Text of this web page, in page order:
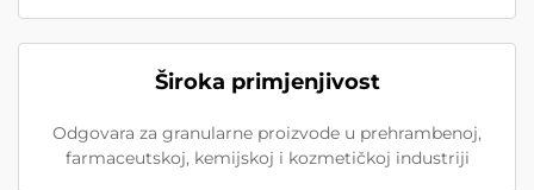
Široka primjenjivost
Odgovara za granularne proizvode u prehrambenoj,
farmaceutskoj, kemijskoj i kozmetičkoj industriji